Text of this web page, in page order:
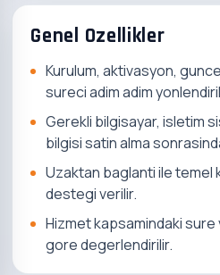
Genel Ozellikler
Kurulum, aktivasyon,
sureci adim adim
Gerekli bilgisayar, isletim
bilgisi satin alma
Uzaktan baglanti ile temel
destegi verilir.
Hizmet kapsamindaki
gore degerlendirilir.